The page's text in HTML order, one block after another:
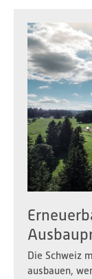
Die Schweiz
ausbauen,